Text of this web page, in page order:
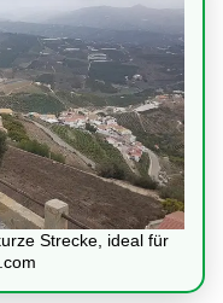
Strecke, ideal für